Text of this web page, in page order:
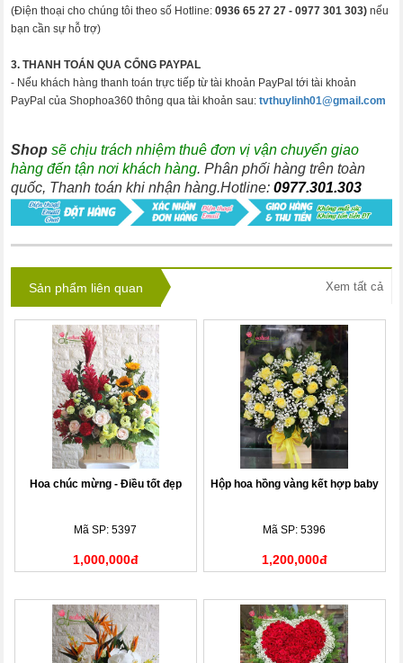
(Điện thoại cho chúng tôi theo số Hotline:0936 65 27 27 -0977 301 303) nếu
bạn cần sự hỗ trợ)
3. THANH TOÁN QUA CỔNG PAYPAL
- Nếu khách hàng thanh toán trực tiếp từ tài khoản PayPal tới tài khoản
PayPal của Shophoa360 thông qua tài khoản sau:tvthuylinh01@gmail.com
Shop sẽ chịu trách nhiệm thuê đơn vị vận chuyển giao
hàng đến tận nơi khách hàng. Phân phối hàng trên toàn
quốc, Thanh toán khi nhận hàng.Hotline:0977.301.303
Sản phẩm liên quan Xem tất cả
Hoa chúc mừng - Điều tốt đẹp
Mã SP: 5397
1,000,000đ
Hộp hoa hồng vàng kết hợp baby
Mã SP: 5396
1,200,000đ